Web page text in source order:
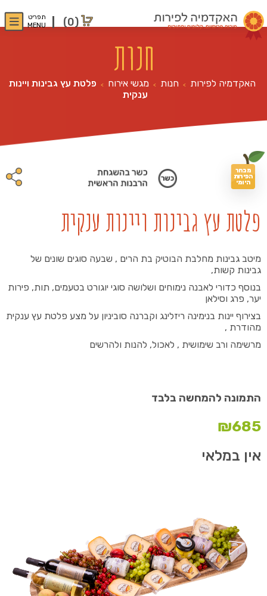
(0)
תפריט
MENU
חנות
האקדמיה לפירות > חנות > מגשי אירוח >
פלטת עץ גבינות ויינות
ענקית
מבחר
הפירות
היומי
פלטת עץ גבינות ויינות ענקית
מיטב גבינות מחלבת הבוטיק בת הרים , שבעה סוגים שונים של
גבינות קשות,
בנוסף כדורי לאבנה נימוחים ושלושה סוגי יוגורט בטעמים, תות, פירות
יער, פרג וסילאן
בצירוף יינות בנימינה ריזלינג וקברנה סוביניון על מצע פלטת עץ ענקית
מהודרת ,
מרשימה ורב שימושית , לאכול, להנות ולהרשים
התמונה להמחשה בלבד
₪685
אין במלאי